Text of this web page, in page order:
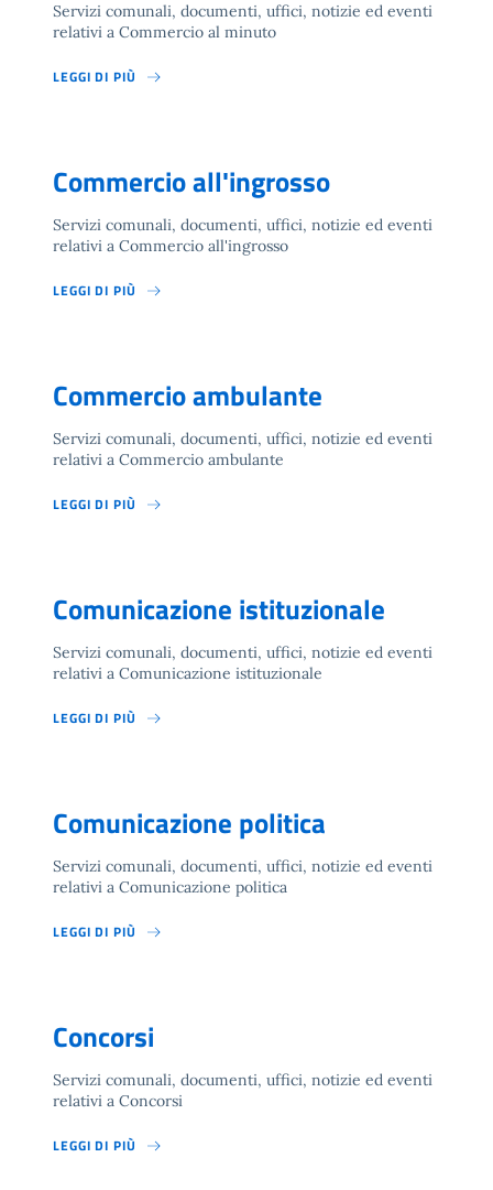
Servizi comunali, documenti, uffici, notizie ed eventi
relativi a Commercio al minuto
LEGGI DI PIÙ
Commercio all'ingrosso
Servizi comunali, documenti, uffici, notizie ed eventi
relativi a Commercio all'ingrosso
LEGGI DI PIÙ
Commercio ambulante
Servizi comunali, documenti, uffici, notizie ed eventi
relativi a Commercio ambulante
LEGGI DI PIÙ
Comunicazione istituzionale
Servizi comunali, documenti, uffici, notizie ed eventi
relativi a Comunicazione istituzionale
LEGGI DI PIÙ
Comunicazione politica
Servizi comunali, documenti, uffici, notizie ed eventi
relativi a Comunicazione politica
LEGGI DI PIÙ
Concorsi
Servizi comunali, documenti, uffici, notizie ed eventi
relativi a Concorsi
LEGGI DI PIÙ